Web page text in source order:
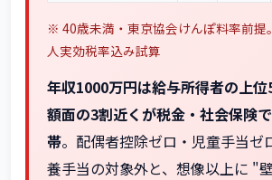
※ 40歳未満・東京協会けんぽ料率前提
人実効税率込み試算
年収1000万円は給与所得者の上
額面の3割近くが税金・社会保険
帯。配偶者控除ゼロ・児童手当ゼ
養手当の対象外と、想像以上に "